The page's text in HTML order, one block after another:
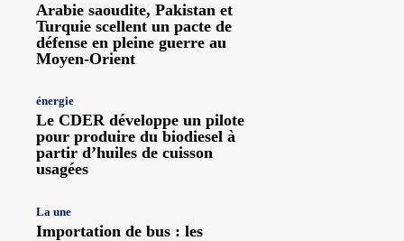
Arabie saoudite, Pakistan et
Turquie scellent un pacte de
défense en pleine guerre au
Moyen-Orient
énergie
Le CDER développe un pilote
pour produire du biodiesel à
partir d’huiles de cuisson
usagées
La une
Importation de bus : les